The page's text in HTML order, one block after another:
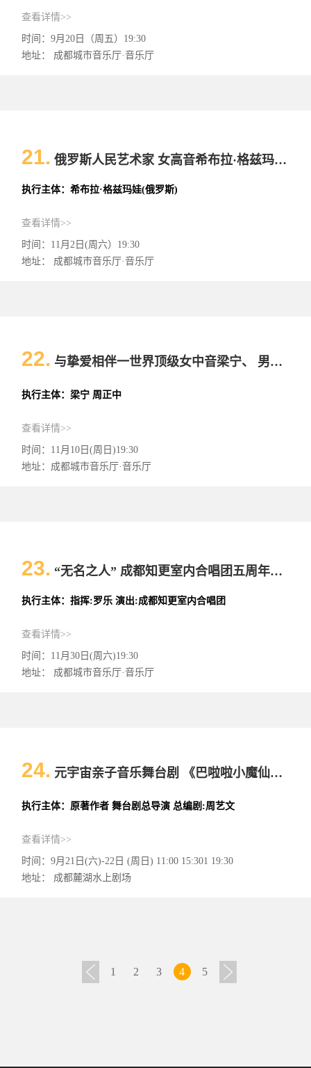
查看详情>>
时间：9月20日（周五）19:30
地址： 成都城市音乐厅·音乐厅
21. 俄罗斯人民艺术家 女高音希布拉·格兹玛娃 Hibla Gerzmava首次中国巡演（声乐）
执行主体：希布拉·格兹玛娃(俄罗斯)
查看详情>>
时间：11月2日(周六）19:30
地址： 成都城市音乐厅·音乐厅
22. 与挚爱相伴一世界顶级女中音梁宁、 男中音周正中与乐队音乐会（声乐）
执行主体：梁宁 周正中
查看详情>>
时间：11月10日(周日)19:30
地址：成都城市音乐厅·音乐厅
23. “无名之人” 成都知更室内合唱团五周年盛典 专场音乐会（声乐）
执行主体：指挥:罗乐 演出:成都知更室内合唱团
查看详情>>
时间：11月30日(周六)19:30
地址： 成都城市音乐厅·音乐厅
24. 元宇宙亲子音乐舞台剧 《巴啦啦小魔仙》（音乐戏剧）
执行主体：原著作者 舞台剧总导演 总编剧:周艺文
查看详情>>
时间：9月21日(六)-22日 (周日) 11:00 15:301 19:30
地址： 成都麓湖水上剧场
1 2 3 4 5